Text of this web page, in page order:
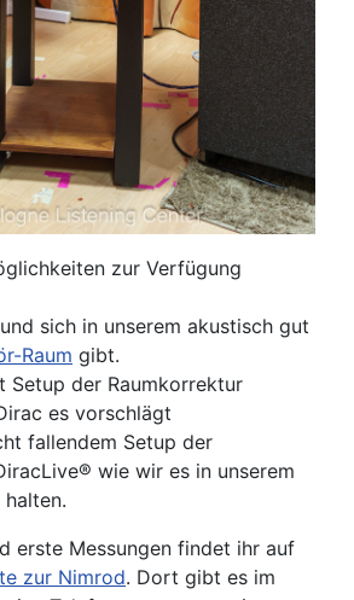
zur Verfügung
sich in unserem akustisch gut
Raum gibt.
Setup der Raumkorrektur
es vorschlägt
fallendem Setup der
wie wir es in unserem
halten.
erste Messungen findet ihr auf
zur Nimrod. Dort gibt es im